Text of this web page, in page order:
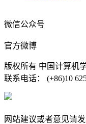
微信公众号
官方微博
版权所有 中国计算机
联系电话： (+86)10
网站建议或者意见请发